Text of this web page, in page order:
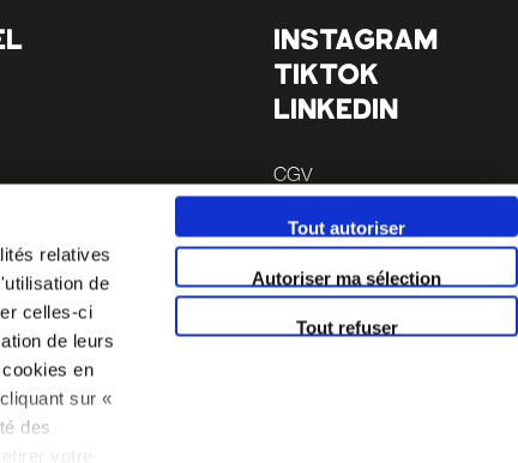
relatives
de
celles-ci
de leurs
en
sur «
des
votre
Tout autoriser
Autoriser ma sélection
Tout refuser
INSTAGRAM
TIKTOK
LINKEDIN
CGV
Mentions légales